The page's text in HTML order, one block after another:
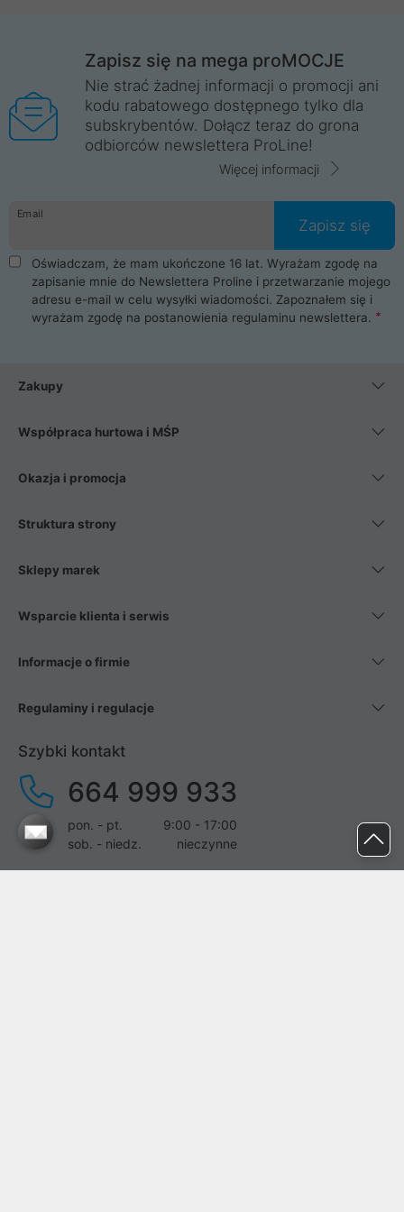
Zapisz się na mega proMOCJE
Nie strać żadnej informacji o promocji ani
kodu rabatowego dostępnego tylko dla
subskrybentów. Dołącz teraz do grona
odbiorców newslettera ProLine!
Więcej informacji
Email
Zapisz się
Oświadczam, że mam ukończone 16 lat. Wyrażam zgodę na
zapisanie mnie do Newslettera Proline i przetwarzanie mojego
adresu e-mail w celu wysyłki wiadomości. Zapoznałem się i
wyrażam zgodę na postanowienia regulaminu newslettera.
Zakupy
Współpraca hurtowa i MŚP
Okazja i promocja
Struktura strony
Sklepy marek
Wsparcie klienta i serwis
Informacje o firmie
Regulaminy i regulacje
Szybki kontakt
664 999 933
pon. - pt.
9:00 - 17:00
sob. - niedz.
nieczynne